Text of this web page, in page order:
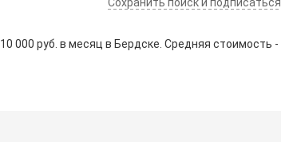
10 000 руб. в месяц в Бердске. Средняя стоимость -